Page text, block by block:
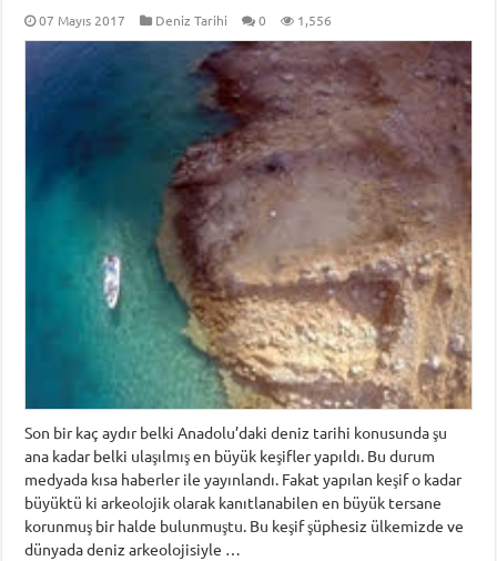
07 Mayıs 2017 Deniz Tarihi 0 1,556
Son bir kaç aydır belki Anadolu’daki deniz tarihi konusunda şu
ana kadar belki ulaşılmış en büyük keşifler yapıldı. Bu durum
medyada kısa haberler ile yayınlandı. Fakat yapılan keşif o kadar
büyüktü ki arkeolojik olarak kanıtlanabilen en büyük tersane
korunmuş bir halde bulunmuştu. Bu keşif şüphesiz ülkemizde ve
dünyada deniz arkeolojisiyle …